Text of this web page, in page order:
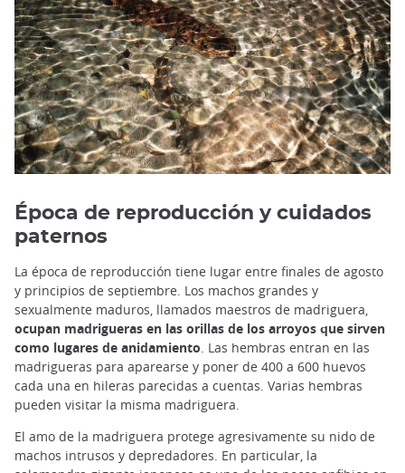
Época de reproducción y cuidados
paternos
La época de reproducción tiene lugar entre finales de agosto
y principios de septiembre. Los machos grandes y
sexualmente maduros, llamados maestros de madriguera,
ocupan madrigueras en las orillas de los arroyos que sirven
como lugares de anidamiento. Las hembras entran en las
madrigueras para aparearse y poner de 400 a 600 huevos
cada una en hileras parecidas a cuentas. Varias hembras
pueden visitar la misma madriguera.
El amo de la madriguera protege agresivamente su nido de
machos intrusos y depredadores. En particular, la